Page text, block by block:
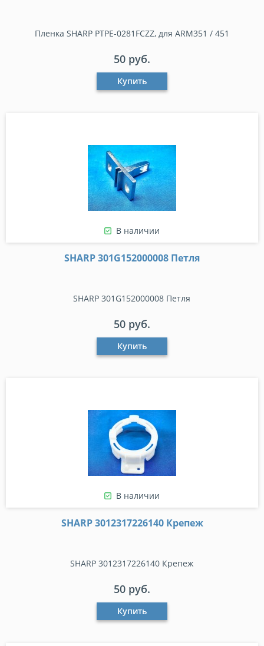
Пленка SHARP PTPE-0281FCZZ, для ARM351 / 451
50 руб.
Купить
В наличии
SHARP 301G152000008 Петля
SHARP 301G152000008 Петля
50 руб.
Купить
В наличии
SHARP 3012317226140 Крепеж
SHARP 3012317226140 Крепеж
50 руб.
Купить